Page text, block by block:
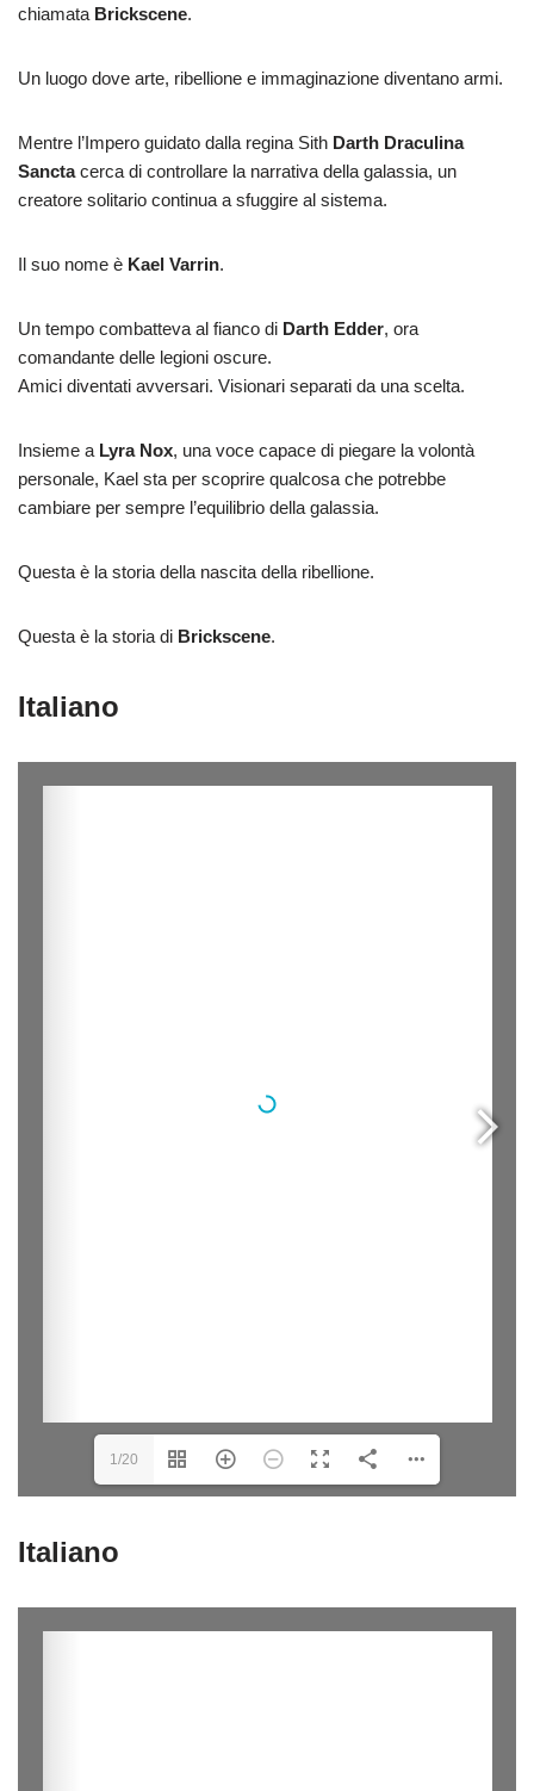
chiamata Brickscene.
Un luogo dove arte, ribellione e immaginazione diventano armi.
Mentre l’Impero guidato dalla regina Sith Darth Draculina
Sanctacerca di controllare la narrativa della galassia, un
creatore solitario continua a sfuggire al sistema.
Il suo nome è Kael Varrin.
Un tempo combatteva al fianco di Darth Edder, ora
comandante delle legioni oscure.
Amici diventati avversari. Visionari separati da una scelta.
Insieme a Lyra Nox, una voce capace di piegare la volontà
personale, Kael sta per scoprire qualcosa che potrebbe
cambiare per sempre l’equilibrio della galassia.
Questa è la storia della nascita della ribellione.
Questa è la storia di Brickscene.
Italiano
1/20
Italiano